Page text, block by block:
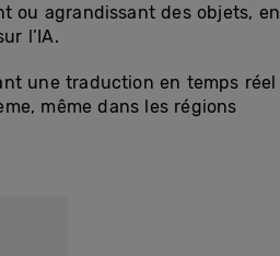
ou agrandissant des objets, en
l’IA.
une traduction en temps réel
même dans les régions